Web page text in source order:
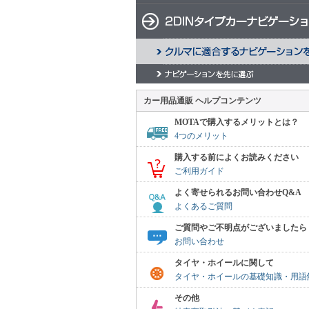
カー用品通販 ヘルプコンテンツ
MOTAで購入するメリットとは？
4つのメリット
購入する前によくお読みください
ご利用ガイド
よく寄せられるお問い合わせQ&A
よくあるご質問
ご質問やご不明点がございましたら
お問い合わせ
タイヤ・ホイールに関して
タイヤ・ホイールの基礎知識・用語
その他